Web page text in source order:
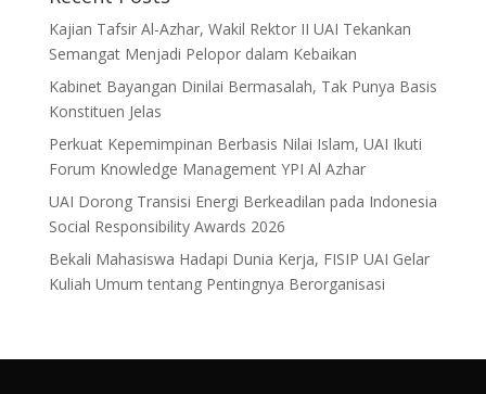
Kajian Tafsir Al-Azhar, Wakil Rektor II UAI Tekankan
Semangat Menjadi Pelopor dalam Kebaikan
Kabinet Bayangan Dinilai Bermasalah, Tak Punya Basis
Konstituen Jelas
Perkuat Kepemimpinan Berbasis Nilai Islam, UAI Ikuti
Forum Knowledge Management YPI Al Azhar
UAI Dorong Transisi Energi Berkeadilan pada Indonesia
Social Responsibility Awards 2026
Bekali Mahasiswa Hadapi Dunia Kerja, FISIP UAI Gelar
Kuliah Umum tentang Pentingnya Berorganisasi